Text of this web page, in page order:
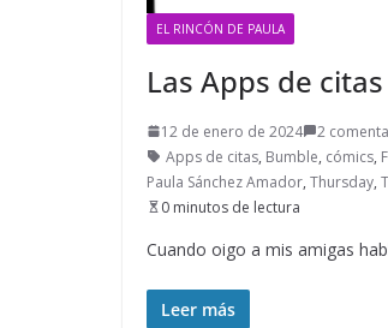
EL RINCÓN DE PAULA
Las Apps de citas
12 de enero de 2024
2
Apps de citas, Bumble, cómics,
Paula Sánchez Amador, Thursday,
0 minutos de lectura
Cuando oigo a mis amigas
Leer más